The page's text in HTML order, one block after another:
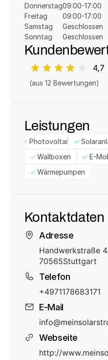
Donnerstag
Freitag
Samstag
Sonntag
09:00-17:00
09:00-17:00
Geschlossen
Geschlossen
4,7
(aus 12 Bewertungen)
Leistungen
Photovoltaik
Wallboxen
E-
Wärmepumpen
Kontaktdaten
Adresse
Handwerkstraße
70565Stuttgart
Telefon
+4971178683171
E-Mail
Webseite
http://